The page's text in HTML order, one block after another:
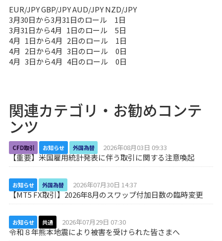
EUR/JPY GBP/JPY AUD/JPY NZD/JPY
3月30日から3月31日のロール 1日
3月31日から4月 1日のロール 5日
4月 1日から4月 2日のロール 1日
4月 2日から4月 3日のロール 0日
4月 3日から4月 4日のロール 0日
関連カテゴリ・お勧めコンテ
ンツ
CFD取引 お知らせ 外国為替 2026年08月03日 09:33
【重要】米国雇用統計発表に伴う取引に関する注意喚起
お知らせ 外国為替 2026年07月30日 14:37
【MT5 FX取引】2026年8月のスワップ付加日数の臨時変更
お知らせ 共通 2026年07月29日 07:30
令和８年熊本地震により被害を受けられた皆さまへ